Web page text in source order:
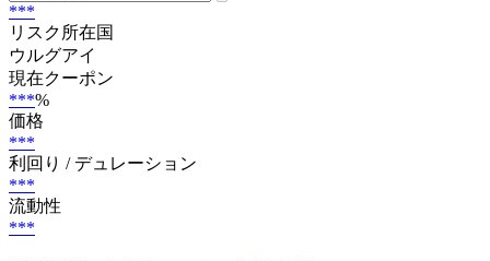
***
リスク所在国
ウルグアイ
現在クーポン
***%
価格
***
利回り / デュレーション
***
流動性
***